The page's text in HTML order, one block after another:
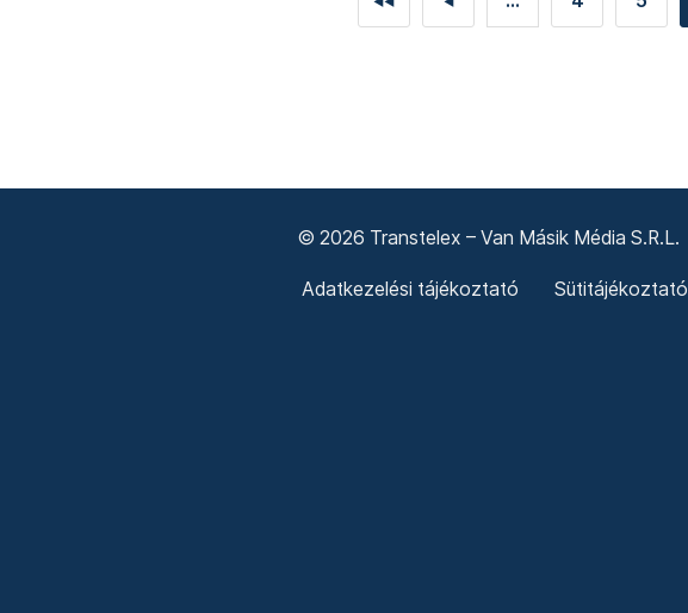
© 2026 Transtelex – Van Másik Média S.R.L.
Adatkezelési tájékoztató Sütitájékoztató